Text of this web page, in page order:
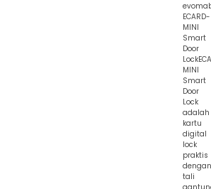
ECARD-
MINI
Smart
Door
MINI
Smart
Door
Lock
adalah
kartu
digital
lock
praktis
dengan
tali